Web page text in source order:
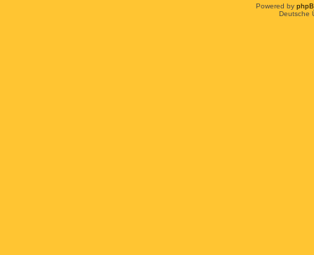
Powered by
Deutsche